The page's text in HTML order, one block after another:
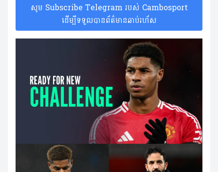
សូម Subscribe Telegram របស់ Cambosport
ដើម្បីទទួលបានព័ត៌មានឆាប់រហ័ស